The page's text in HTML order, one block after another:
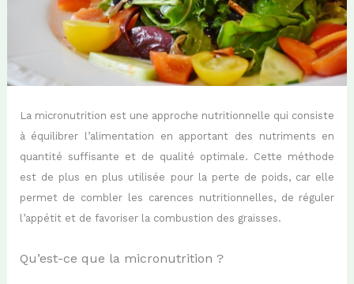
La micronutrition est une approche nutritionnelle qui consiste
à équilibrer l’alimentation en apportant des nutriments en
quantité suffisante et de qualité optimale. Cette méthode
est de plus en plus utilisée pour la perte de poids, car elle
permet de combler les carences nutritionnelles, de réguler
l’appétit et de favoriser la combustion des graisses.
Qu’est-ce que la micronutrition ?